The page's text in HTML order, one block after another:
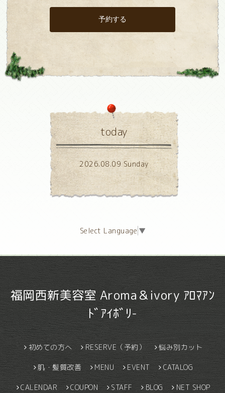
today
2026.08.09 Sunday
Select Language ▼
福岡西新美容室 Aroma＆ivory ｱﾛﾏｱﾝ
ﾄﾞｱｲﾎﾞﾘ-
初めての方へ RESERVE（予約） 悩み別カット
肌・髪質改善 MENU EVENT CATALOG
CALENDAR COUPON STAFF BLOG NET SHOP